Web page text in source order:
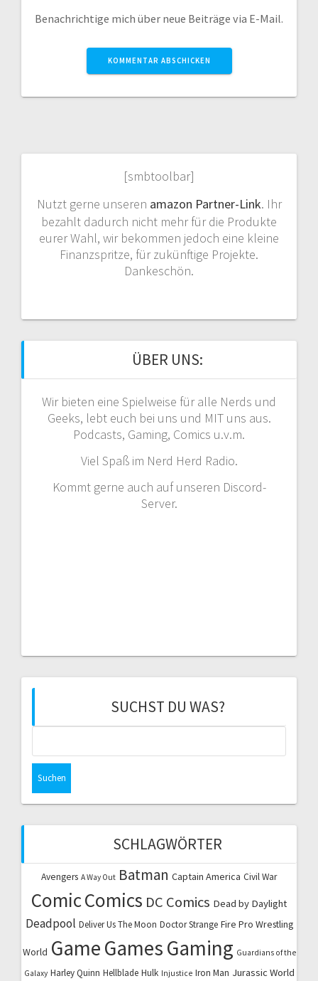
Benachrichtige mich über neue Beiträge via E-Mail.
[smbtoolbar]
Nutzt gerne unseren amazon Partner-Link. Ihr
bezahlt dadurch nicht mehr für die Produkte
eurer Wahl, wir bekommen jedoch eine kleine
Finanzspritze, für zukünftige Projekte.
Dankeschön.
ÜBER UNS:
Wir bieten eine Spielweise für alle Nerds und
Geeks, lebt euch bei uns und MIT uns aus.
Podcasts, Gaming, Comics u.v.m.
Viel Spaß im Nerd Herd Radio.
Kommt gerne auch auf unseren Discord-
Server.
SUCHST DU WAS?
SCHLAGWÖRTER
Avengers A Way Out Batman Captain America Civil War
ComicComics DC Comics Dead by Daylight
Deadpool Deliver Us The Moon Doctor Strange Fire Pro Wrestling
World GameGamesGaming Guardians of the
Galaxy Harley Quinn Hellblade Hulk Injustice Iron Man Jurassic World